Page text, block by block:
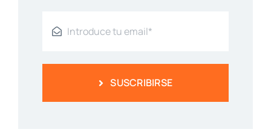
SUSCRIBIRSE